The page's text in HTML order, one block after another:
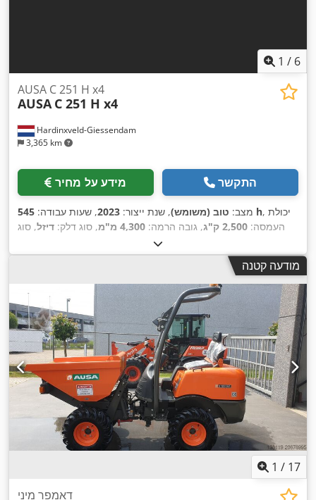
1 / 6
Hardinxveld-Giessendam
3,365 km
AUSA C 251 H x4
AUSA C 251 H x4
מידע על מחיר התקשר
מצב: טוב (משומש), שנת ייצור: 2023, שעות עבודה: 545 h, יכולת
העמסה: 2,500 ק"ג , גובה הרמה: 4,300 מ"מ , סוג דלק: דיזל, סוג
תורן:טריפלקס
מודעה קטנה
1 / 17
דאמפר מיני